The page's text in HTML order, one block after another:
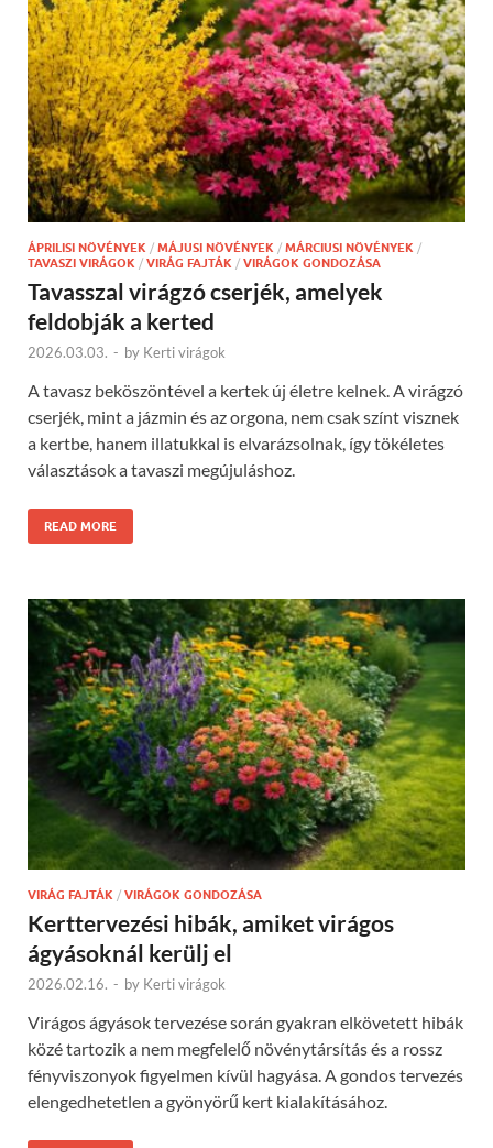
ÁPRILISI NÖVÉNYEK / MÁJUSI NÖVÉNYEK / MÁRCIUSI NÖVÉNYEK /
TAVASZI VIRÁGOK / VIRÁG FAJTÁK / VIRÁGOK GONDOZÁSA
Tavasszal virágzó cserjék, amelyek
feldobják a kerted
2026.03.03. - by Kerti virágok
A tavasz beköszöntével a kertek új életre kelnek. A virágzó
cserjék, mint a jázmin és az orgona, nem csak színt visznek
a kertbe, hanem illatukkal is elvarázsolnak, így tökéletes
választások a tavaszi megújuláshoz.
READ MORE
VIRÁG FAJTÁK / VIRÁGOK GONDOZÁSA
Kerttervezési hibák, amiket virágos
ágyásoknál kerülj el
2026.02.16. - by Kerti virágok
Virágos ágyások tervezése során gyakran elkövetett hibák
közé tartozik a nem megfelelő növénytársítás és a rossz
fényviszonyok figyelmen kívül hagyása. A gondos tervezés
elengedhetetlen a gyönyörű kert kialakításához.